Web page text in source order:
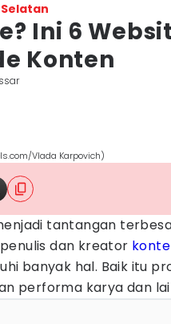
Ini 6
Konten
Vlada Karpovich)
tantangan
dan kreator
banyak hal. Baik itu
performa karya dan